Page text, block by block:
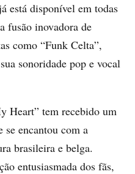
está disponível em todas
fusão inovadora de
como “Funk Celta”,
sonoridade pop e vocal
Heart” tem recebido um
encantou com a
brasileira e belga.
entusiasmada dos fãs,